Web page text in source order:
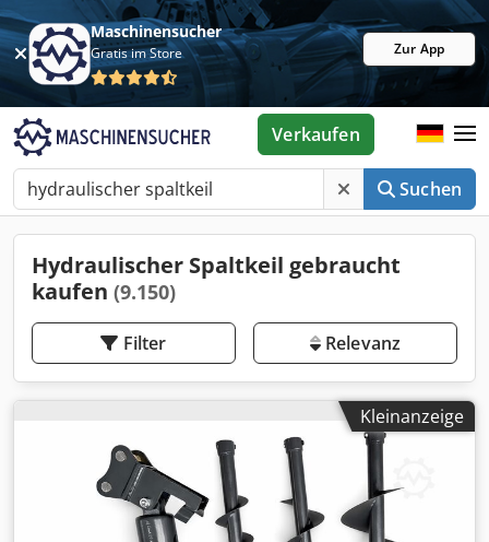
Maschinensucher
Gratis im Store Zur App
Suchen
Verkaufen
Hydraulischer Spaltkeil gebraucht
kaufen (9.150)
Filter Relevanz
Kleinanzeige